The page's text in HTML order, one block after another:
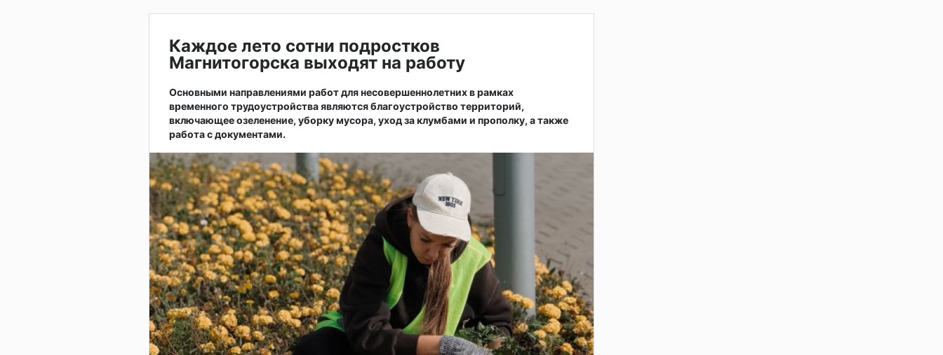
Каждое лето сотни подростков
Магнитогорска выходят на работу
Основными направлениями работ для несовершеннолетних в рамках
временного трудоустройства являются благоустройство территорий,
включающее озеленение, уборку мусора, уход за клумбами и прополку, а также
работа с документами.